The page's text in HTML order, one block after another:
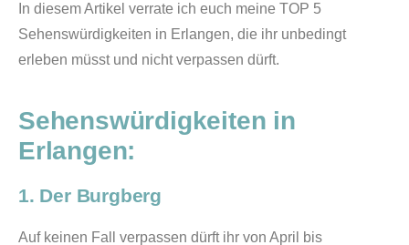
In diesem Artikel verrate ich euch meine TOP 5
Sehenswürdigkeiten in Erlangen, die ihr unbedingt
erleben müsst und nicht verpassen dürft.
Sehenswürdigkeiten in
Erlangen:
1. Der Burgberg
Auf keinen Fall verpassen dürft ihr von April bis